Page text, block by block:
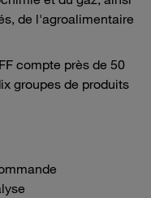
de l'agroalimentaire
compte près de 50
groupes de produits